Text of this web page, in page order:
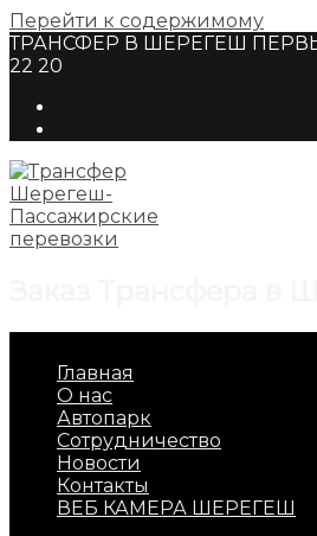
Перейти к содержимому
ТРАНСФЕР В ШЕРЕГЕШ
22 20
Главная
О нас
Автопарк
Сотрудничество
Новости
Контакты
ВЕБ КАМЕРА ШЕРЕГЕШ